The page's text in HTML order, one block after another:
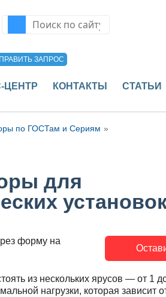
Поиск по сайту
ЗАПРОС
ЦЕНТР КОНТАКТЫ СТАТЬИ
по ГОСТам и Сериям
для
форму на
из нескольких ярусов — от 1
нагрузки, которая зависит